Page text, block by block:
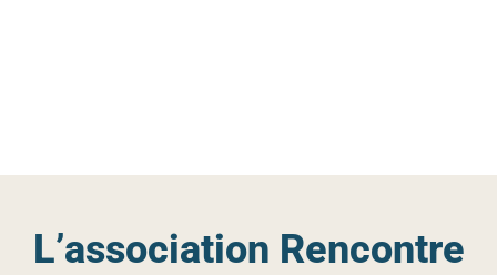
L’association Rencontre